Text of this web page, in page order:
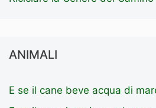
ANIMALI
E se il cane beve acqua di